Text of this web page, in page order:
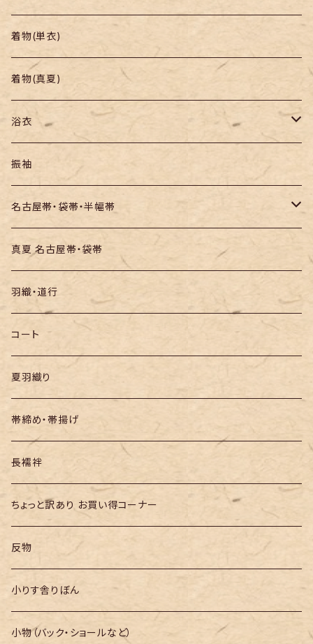
帯
羽織り・道行
小紋
色無地・江戸小紋
紬
訪問着・付下
お召し
着物(単衣)
着物(真夏)
浴衣
セオα・ポリ
木綿・綿麻
絞りの浴衣
振袖
名古屋帯・袋帯・半幅帯
名古屋帯
袋帯
半幅帯
真夏 名古屋帯・袋帯
羽織・道行
コート
夏羽織り
帯締め・帯揚げ
長襦袢
ちょっと訳あり お買い得コーナー
反物
小りす舎りぼん
小物（バック・ショールなど）